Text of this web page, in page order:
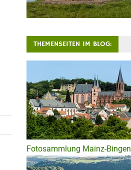
THEMENSEITEN IM BLOG:
Fotosammlung Mainz-Bingen